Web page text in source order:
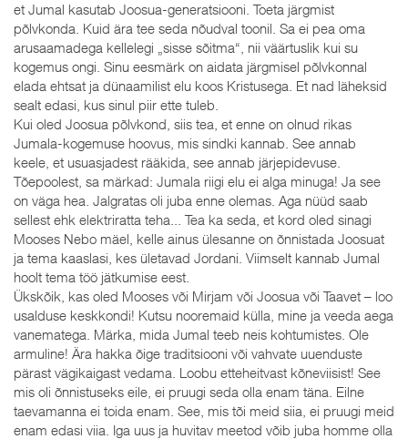
et Jumal kasutab Joosua-generatsiooni. Toeta järgmist
põlvkonda. Kuid ära tee seda nõudval toonil. Sa ei pea oma
arusaamadega kellelegi „sisse sõitma“, nii väärtuslik kui su
kogemus ongi. Sinu eesmärk on aidata järgmisel põlvkonnal
elada ehtsat ja dünaamilist elu koos Kristusega. Et nad läheksid
sealt edasi, kus sinul piir ette tuleb.
Kui oled Joosua põlvkond, siis tea, et enne on olnud rikas
Jumala-kogemuse hoovus, mis sindki kannab. See annab
keele, et usuasjadest rääkida, see annab järjepidevuse.
Tõepoolest, sa märkad: Jumala riigi elu ei alga minuga! Ja see
on väga hea. Jalgratas oli juba enne olemas. Aga nüüd saab
sellest ehk elektriratta teha... Tea ka seda, et kord oled sinagi
Mooses Nebo mäel, kelle ainus ülesanne on õnnistada Joosuat
ja tema kaaslasi, kes ületavad Jordani. Viimselt kannab Jumal
hoolt tema töö jätkumise eest.
Ükskõik, kas oled Mooses või Mirjam või Joosua või Taavet – loo
usalduse keskkondi! Kutsu nooremaid külla, mine ja veeda aega
vanematega. Märka, mida Jumal teeb neis kohtumistes. Ole
armuline! Ära hakka õige traditsiooni või vahvate uuenduste
pärast vägikaigast vedama. Loobu etteheitvast kõneviisist! See
mis oli õnnistuseks eile, ei pruugi seda olla enam täna. Eilne
taevamanna ei toida enam. See, mis tõi meid siia, ei pruugi meid
enam edasi viia. Iga uus ja huvitav meetod võib juba homme olla